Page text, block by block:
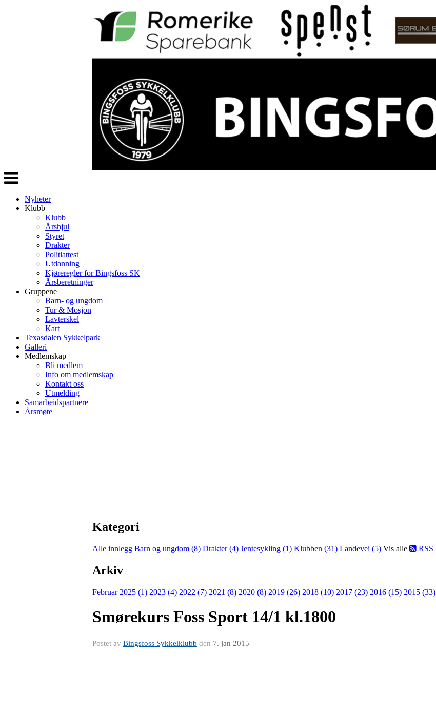
Veksle
navigasjon
Nyheter
Klubb
Klubb
Årshjul
Styret
Drakter
Politiattest
Utdanning
Kjøreregler for Bingsfoss SK
Årsberetninger
Gruppene
Barn- og ungdom
Tur & Mosjon
Lavterskel
Kart
Texasdalen Sykkelpark
Galleri
Medlemskap
Bli medlem
Info om medlemskap
Kontakt oss
Utmelding
Samarbeidspartnere
Årsmøte
Kategori
Alle innlegg Barn og ungdom (8) Drakter (4) Jentesykling (1) Klubben (31) Landevei (5) Vis alle RSS
Arkiv
Februar 2025 (1) 2023 (4) 2022 (7) 2021 (8) 2020 (8) 2019 (26) 2018 (10) 2017 (23) 2016 (15) 2015 (33)
Smørekurs Foss Sport 14/1 kl.1800
Postet av Bingsfoss Sykkelklubb den 7. jan 2015